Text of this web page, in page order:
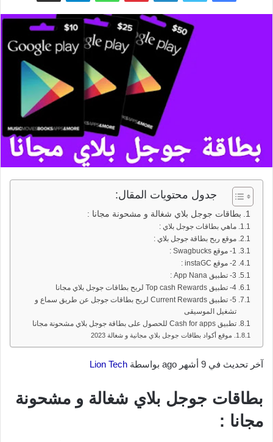
جدول محتويات المقال:
بطاقات جوجل بلاي شغالة و مشحونة مجانا :
ماهي بطاقات جوجل بلاي :
موقع ربح بطاقة جوجل بلاي :
1- موقع Swagbucks :
2- موقع instaGC :
3- تطبيق App Nana :
4- تطبيق Top cash Rewards لربح بطاقات جوجل بلاي مجانا
5- تطبيق Current Rewards لربح بطاقات جوجل عن طريق سماع و
تشغيل الموسيقى
تطبيق Cash for apps للحصول على بطاقة جوجل بلاي مشحونة مجانا
موقع أكواد بطاقات جوجل بلاي مجانية و شغالة 2023
آخر تحديث في 9 أشهر ago بواسطة Lion Tech
بطاقات جوجل بلاي شغالة و مشحونة
مجانا :